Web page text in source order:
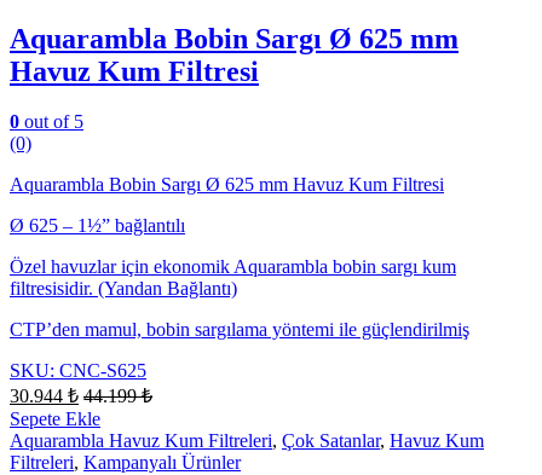
Aquarambla Bobin Sargı Ø 625 mm
Havuz Kum Filtresi
0 out of 5
(0)
Aquarambla Bobin Sargı Ø 625 mm Havuz Kum Filtresi
Ø 625 – 1½” bağlantılı
Özel havuzlar için ekonomik Aquarambla bobin sargı kum
filtresisidir. (Yandan Bağlantı)
CTP’den mamul, bobin sargılama yöntemi ile güçlendirilmiş
SKU: CNC-S625
30.944 ₺ 44.199₺
Sepete Ekle
Aquarambla Havuz Kum Filtreleri, Çok Satanlar, Havuz Kum
Filtreleri, Kampanyalı Ürünler